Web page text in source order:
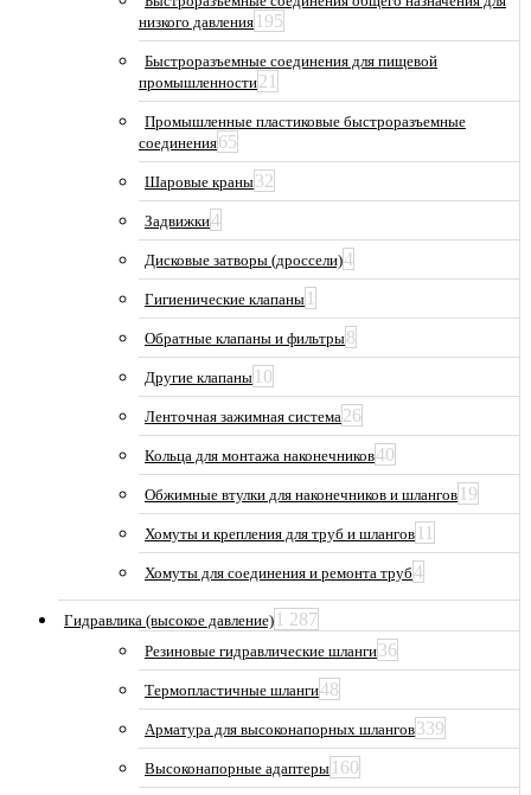
низкого давления 195
Быстроразъемные соединения для пищевой
промышленности21
Промышленные пластиковые быстроразъемные
соединения65
Шаровые краны32
Задвижки4
Дисковые затворы (дроссели)4
Гигиенические клапаны 1
Обратные клапаны и фильтры8
Другие клапаны 10
Ленточная зажимная система26
Кольца для монтажа наконечников40
Обжимные втулки для наконечников и шлангов 19
Хомуты и крепления для труб и шлангов 11
Хомуты для соединения и ремонта труб4
Гидравлика (высокое давление) 1 287
Резиновые гидравлические шланги36
Термопластичные шланги48
Арматура для высоконапорных шлангов339
Высоконапорные адаптеры 160